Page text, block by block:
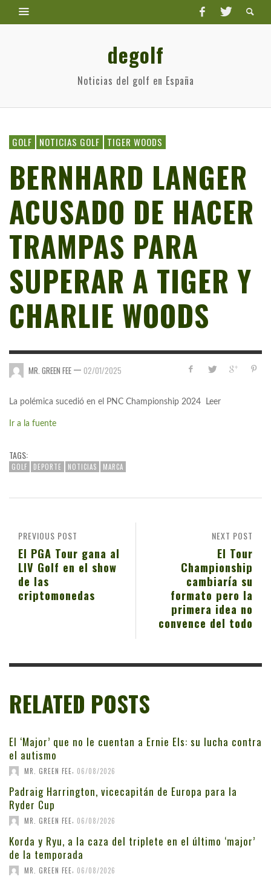
degolf
Noticias del golf en España
GOLF NOTICIAS GOLF TIGER WOODS
BERNHARD LANGER
ACUSADO DE HACER
TRAMPAS PARA
SUPERAR A TIGER Y
CHARLIE WOODS
MR. GREEN FEE — 02/01/2025
La polémica sucedió en el PNC Championship 2024 Leer
Ir a la fuente
TAGS:
GOLF DEPORTE NOTICIAS MARCA
NEXT POST
El Tour
Championship
cambiaría su
formato pero la
primera idea no
convence del todo
PREVIOUS POST
El PGA Tour gana al
LIV Golf en el show
de las
criptomonedas
RELATED POSTS
El ‘Major’ que no le cuentan a Ernie Els: su lucha contra
el autismo
MR. GREEN FEE, 06/08/2026
Padraig Harrington, vicecapitán de Europa para la
Ryder Cup
MR. GREEN FEE 06/08/2026
Korda y Ryu, a la caza del triplete en el último ‘major’
de la temporada
MR. GREEN FEE 06/08/2026